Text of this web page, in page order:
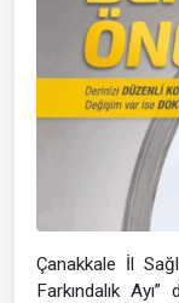
Çanakkale İl
Farkındalık Ayı”